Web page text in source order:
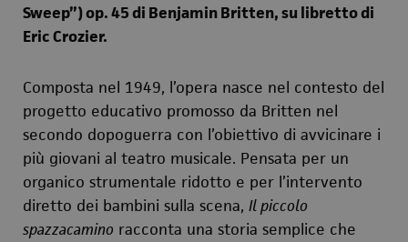
Sweep”) op. 45 di Benjamin Britten, su libretto di
Eric Crozier.
Composta nel 1949, l’opera nasce nel contesto del
progetto educativo promosso da Britten nel
secondo dopoguerra con l’obiettivo di avvicinare i
più giovani al teatro musicale. Pensata per un
organico strumentale ridotto e per l’intervento
diretto dei bambini sulla scena, Il piccolo
spazzacamino racconta una storia semplice che